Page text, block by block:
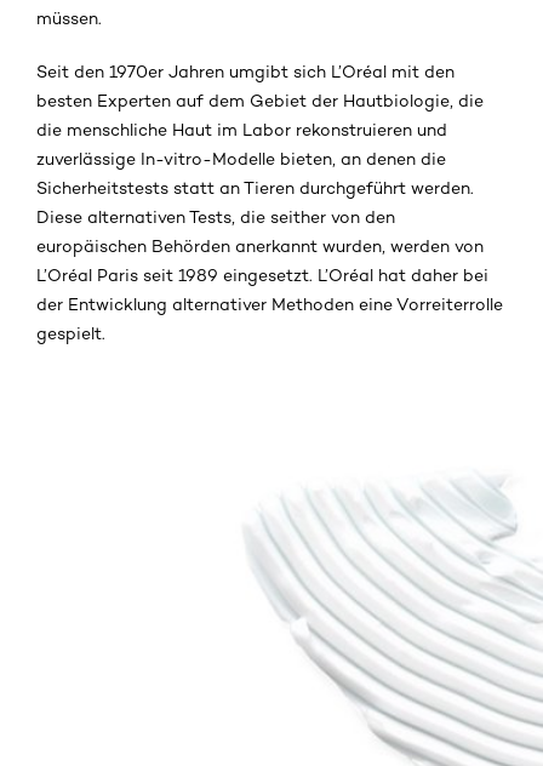
müssen.
Seit den 1970er Jahren umgibt sich L’Oréal mit den
besten Experten auf dem Gebiet der Hautbiologie, die
die menschliche Haut im Labor rekonstruieren und
zuverlässige In-vitro-Modelle bieten, an denen die
Sicherheitstests statt an Tieren durchgeführt werden.
Diese alternativen Tests, die seither von den
europäischen Behörden anerkannt wurden, werden von
L’Oréal Paris seit 1989 eingesetzt. L’Oréal hat daher bei
der Entwicklung alternativer Methoden eine Vorreiterrolle
gespielt.